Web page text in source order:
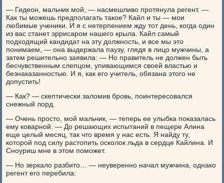
— Гидеон, мальчик мой, — насмешливо протянула регент. —
Как ты можешь предполагать такое? Кайл и ты — мои
любимые ученики. И я с нетерпением жду тот день, когда один
из вас станет эррисаром нашего крыла. Кайл самый
подходящий кандидат на эту должность, и все мы это
понимаем, — она выдержала паузу, глядя в лицо мужчины, а
затем решительно заявила: — Но правитель не должен быть
бесчувственным слепцом, упивающимся своей властью и
безнаказанностью. И я, как его учитель, обязана этого не
допустить!
— Как? — скептически заломив бровь, поинтересовался
снежный лорд.
— Очень просто, мой мальчик, — теперь ее улыбка показалась
ему коварной. — До решающих испытаний в пещере Алина
еще целый месяц, так что время у нас есть. Я найду ту,
которой под силу растопить осколок льда в сердце Кайлина. И
Сноуриш мне в этом поможет.
— Но зеркало разбито… — неуверенно начал мужчина, однако
регент его перебила: